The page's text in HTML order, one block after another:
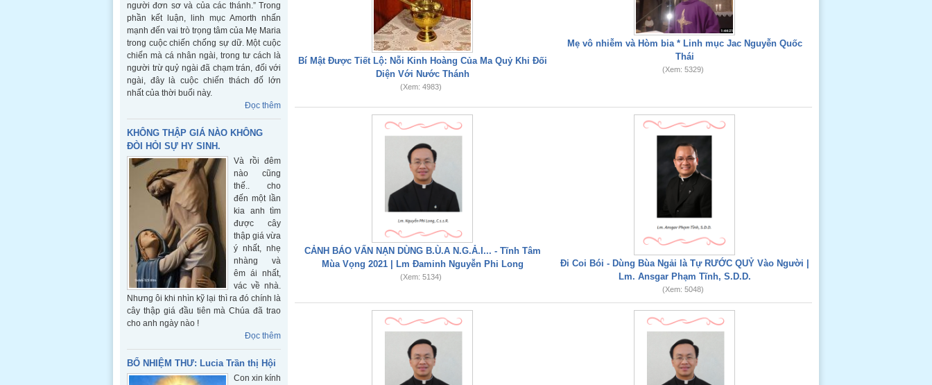
người đơn sơ và của các thánh.” Trong
phần kết luận, linh mục Amorth nhấn
mạnh đến vai trò trọng tâm của Mẹ Maria
trong cuộc chiến chống sự dữ. Một cuộc
chiến mà cá nhân ngài, trong tư cách là
người trừ quỷ ngài đã chạm trán, đối với
ngài, đây là cuộc chiến thách đố lớn
nhất của thời buổi này.
Đọc thêm
KHÔNG THẬP GIÁ NÀO KHÔNG
ĐÒI HỎI SỰ HY SINH.
Và rồi đêm
nào cũng
thế.. cho
đến một lần
kia anh tìm
được cây
thập giá vừa
ý nhất, nhẹ
nhàng và
êm ái nhất,
vác về nhà.
Nhưng ôi khi nhìn kỹ lại thì ra đó chính là
cây thập giá đầu tiên mà Chúa đã trao
cho anh ngày nào !
Đọc thêm
BỔ NHIỆM THƯ: Lucia Trần thị Hội
Con xin kính
Bí Mật Được Tiết Lộ: Nỗi Kinh Hoàng Của Ma Quỷ Khi Đối
Diện Với Nước Thánh
(Xem: 4983)
Mẹ vô nhiễm và Hòm bia * Linh mục Jac Nguyễn Quốc
Thái
(Xem: 5329)
CẢNH BÁO VẤN NẠN DÙNG B.Ù.A N.G.Ả.I... - Tĩnh Tâm
Mùa Vọng 2021 | Lm Đaminh Nguyễn Phi Long
(Xem: 5134)
Đi Coi Bói - Dùng Bùa Ngải là Tự RƯỚC QUỶ Vào Người |
Lm. Ansgar Phạm Tĩnh, S.D.D.
(Xem: 5048)